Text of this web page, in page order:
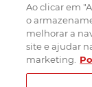
PRODUTOS
FORÇA DE
ASSISTÊNCIA
DOWNLOADS
CONTATO
Ao clicar em
o
melhorar a
site e ajudar
marketing.